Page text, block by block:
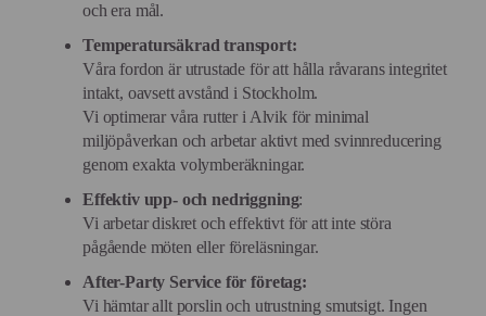
och era mål.
Temperatursäkrad transport:
Våra fordon är utrustade för att hålla råvarans integritet
intakt, oavsett avstånd i Stockholm.
Vi optimerar våra rutter i Alvik för minimal
miljöpåverkan och arbetar aktivt med svinnreducering
genom exakta volymberäkningar.
Effektiv upp- och nedriggning:
Vi arbetar diskret och effektivt för att inte störa
pågående möten eller föreläsningar.
After-Party Service för företag:
Vi hämtar allt porslin och utrustning smutsigt. Ingen